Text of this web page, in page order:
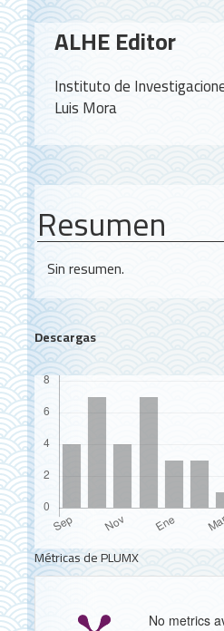
Contenido
principal
del
artículo
ALHE Editor
Instituto de
Luis Mora
Resumen
Sin resumen.
Descargas
Métricas de PLUMX
No metrics